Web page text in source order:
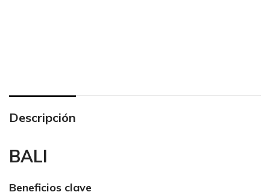
Descripción
BALI
Beneficios clave